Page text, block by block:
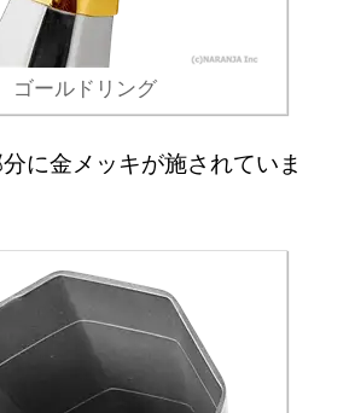
ゴールドリング
に金メッキが施されていま